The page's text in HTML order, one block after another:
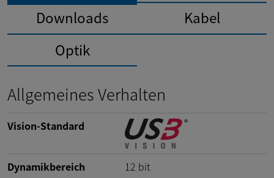
Downloads
Kabel
Optik
Allgemeines Verhalten
Vision-Standard
Dynamikbereich 12 bit